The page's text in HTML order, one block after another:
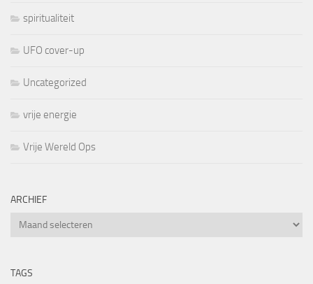
spiritualiteit
UFO cover-up
Uncategorized
vrije energie
Vrije Wereld Ops
ARCHIEF
Archief
TAGS